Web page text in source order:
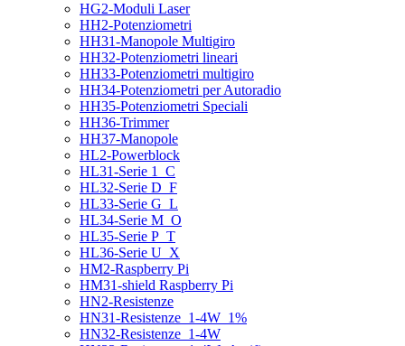
HG2-Moduli Laser
HH2-Potenziometri
HH31-Manopole Multigiro
HH32-Potenziometri lineari
HH33-Potenziometri multigiro
HH34-Potenziometri per Autoradio
HH35-Potenziometri Speciali
HH36-Trimmer
HH37-Manopole
HL2-Powerblock
HL31-Serie 1_C
HL32-Serie D_F
HL33-Serie G_L
HL34-Serie M_O
HL35-Serie P_T
HL36-Serie U_X
HM2-Raspberry Pi
HM31-shield Raspberry Pi
HN2-Resistenze
HN31-Resistenze_1-4W_1%
HN32-Resistenze_1-4W